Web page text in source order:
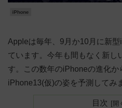
iPhone
Appleは毎年、9月か10月に新
ています。今年も間もなく新し
す。この数年のiPhoneの進化か
iPhone13(仮)の姿を予測してみ
目次